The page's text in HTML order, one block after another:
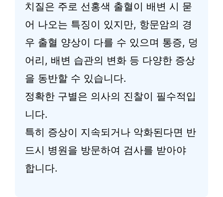
치질은 주로 선홍색 출혈이 배변 시 묻
어 나오는 특징이 있지만, 항문암의 경
우 출혈 양상이 다를 수 있으며 통증, 덩
어리, 배변 습관의 변화 등 다양한 증상
을 동반할 수 있습니다.
정확한 구별은 의사의 진찰이 필수적입
니다.
특히 증상이 지속되거나 악화된다면 반
드시 병원을 방문하여 검사를 받아야
합니다.